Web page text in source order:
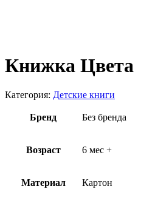
Книжка Цвета
Категория: Детские книги
Бренд Без бренда
Возраст 6 мес +
Материал Картон